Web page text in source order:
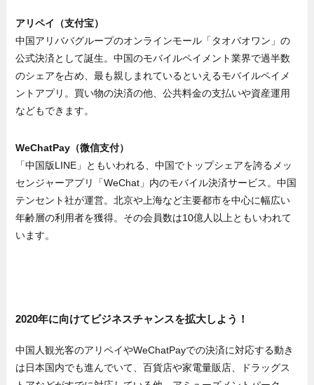
アリペイ（支付宝）
中国アリババグループのオンラインモール「タオバオワン」の
公式決済として誕生。中国のモバイルペイメント業界で過半数
のシェアを占め、最も親しまれているといえるモバイルペイメ
ントアプリ。買い物の決済の他、公共料金の支払いや資産運用
などもできます。
WeChatPay（微信支付）
「中国版LINE」ともいわれる、中国でトップシェアを誇るメッ
センジャーアプリ「WeChat」内のモバイル決済サービス。中国
テンセント社が運営。北京や上海など主要都市を中心に幅広い
年齢層の利用者を獲得。その会員数は10億人以上ともいわれて
います。
2020年に向けてビジネスチャンスを拡大しよう！
中国人観光客のアリペイやWeChatPayでの決済に対応する動き
は日本国内でも進んでいて、百貨店や家電量販店、ドラッグス